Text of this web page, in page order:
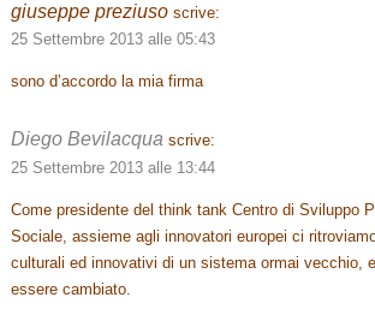
giuseppe preziuso scrive:
25 Settembre 2013 alle 05:43
sono d’accordo la mia firma
Diego Bevilacqua scrive:
25 Settembre 2013 alle 13:44
Come presidente del think tank Centro di Sviluppo
Sociale, assieme agli innovatori europei ci
culturali ed innovativi di un sistema ormai vecchio,
essere cambiato.